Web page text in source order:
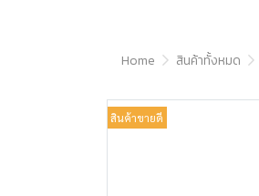
Home สินค้าทั้งหมด
สินค้าขายดี